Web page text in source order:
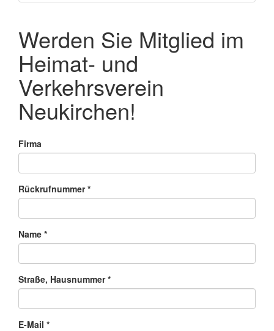
Werden Sie Mitglied im
Heimat- und
Verkehrsverein
Neukirchen!
Firma
Rückrufnummer*
Name *
Straße, Hausnummer*
E-Mail *